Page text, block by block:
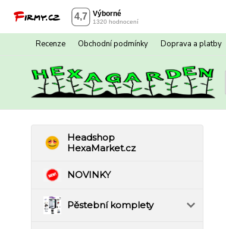
Recenze Obchodní podmínky Doprava a platby
Headshop
HexaMarket.cz
NOVINKY
Pěstební komplety